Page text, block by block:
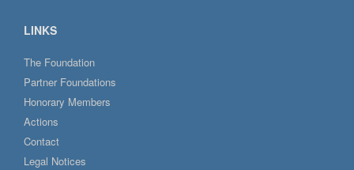
LINKS
The Foundation
Partner Foundations
Honorary Members
Actions
Contact
Legal Notices